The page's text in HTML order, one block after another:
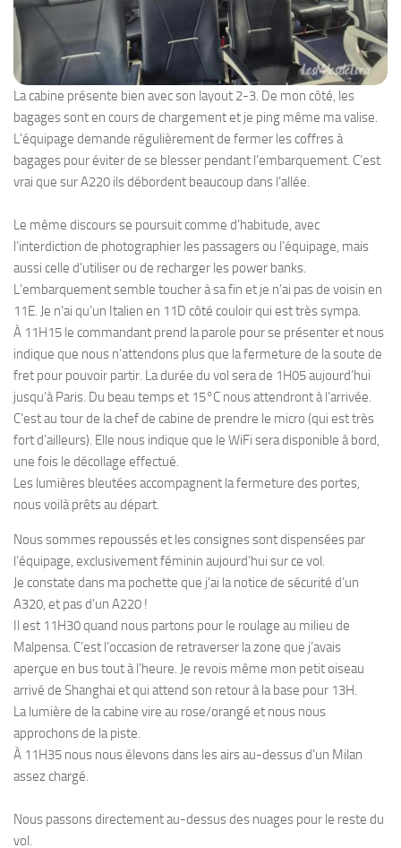
La cabine présente bien avec son layout 2-3. De mon côté, les
bagages sont en cours de chargement et je ping même ma valise.
L’équipage demande régulièrement de fermer les coffres à
bagages pour éviter de se blesser pendant l’embarquement. C’est
vrai que sur A220 ils débordent beaucoup dans l’allée.
Le même discours se poursuit comme d’habitude, avec
l’interdiction de photographier les passagers ou l’équipage, mais
aussi celle d’utiliser ou de recharger les power banks.
L’embarquement semble toucher à sa fin et je n’ai pas de voisin en
11E. Je n’ai qu’un Italien en 11D côté couloir qui est très sympa.
À 11H15 le commandant prend la parole pour se présenter et nous
indique que nous n’attendons plus que la fermeture de la soute de
fret pour pouvoir partir. La durée du vol sera de 1H05 aujourd’hui
jusqu’à Paris. Du beau temps et 15°C nous attendront à l’arrivée.
C’est au tour de la chef de cabine de prendre le micro (qui est très
fort d’ailleurs). Elle nous indique que le WiFi sera disponible à bord,
une fois le décollage effectué.
Les lumières bleutées accompagnent la fermeture des portes,
nous voilà prêts au départ.
Nous sommes repoussés et les consignes sont dispensées par
l’équipage, exclusivement féminin aujourd’hui sur ce vol.
Je constate dans ma pochette que j’ai la notice de sécurité d’un
A320, et pas d’un A220 !
Il est 11H30 quand nous partons pour le roulage au milieu de
Malpensa. C’est l’occasion de retraverser la zone que j’avais
aperçue en bus tout à l’heure. Je revois même mon petit oiseau
arrivé de Shanghai et qui attend son retour à la base pour 13H.
La lumière de la cabine vire au rose/orangé et nous nous
approchons de la piste.
À 11H35 nous nous élevons dans les airs au-dessus d’un Milan
assez chargé.
Nous passons directement au-dessus des nuages pour le reste du
vol.